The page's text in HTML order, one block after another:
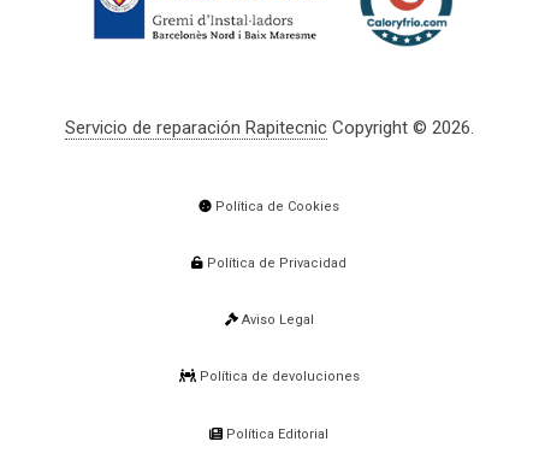
Servicio de reparación RapitecnicCopyright © 2026.
Política de Cookies
Política de Privacidad
Aviso Legal
Política de devoluciones
Política Editorial